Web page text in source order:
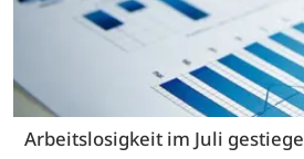
Arbeitslosigkeit im Juli